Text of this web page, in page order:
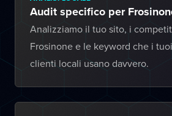
Audit specifico per
Analizziamo il tuo sito, i
Frosinone e le keyword che i
clienti locali usano davvero.